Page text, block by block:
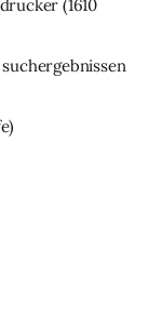
(1610